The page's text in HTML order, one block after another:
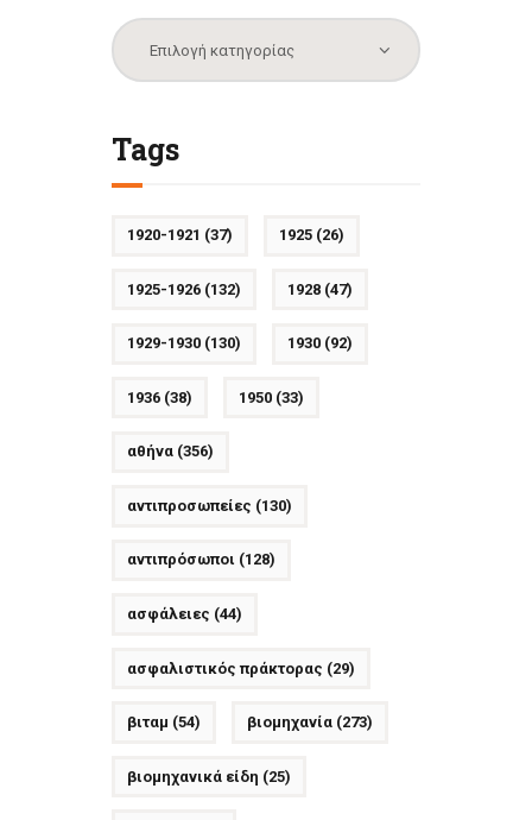
Κατηγορίες
Tags
1920-1921 (37) 1925(26)
1925-1926(132) 1928(47)
1929-1930(130) 1930(92)
1936(38) 1950(33)
αθήνα(356)
αντιπροσωπείες (130)
αντιπρόσωποι (128)
ασφάλειες (44)
ασφαλιστικός πράκτορας (29)
βιταμ (54) βιομηχανία(273)
βιομηχανικά είδη (25)